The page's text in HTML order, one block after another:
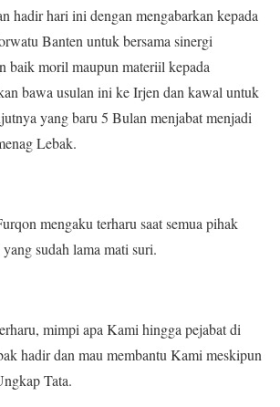
hadir hari ini dengan mengabarkan kepada
Banten untuk bersama sinergi
baik moril maupun materiil kepada
bawa usulan ini ke Irjen dan kawal untuk
yang baru 5 Bulan menjabat menjadi
Lebak.
mengaku terharu saat semua pihak
sudah lama mati suri.
mimpi apa Kami hingga pejabat di
hadir dan mau membantu Kami meskipun
Tata.